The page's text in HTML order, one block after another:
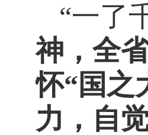
“一了
神，全
怀“国之
力，自